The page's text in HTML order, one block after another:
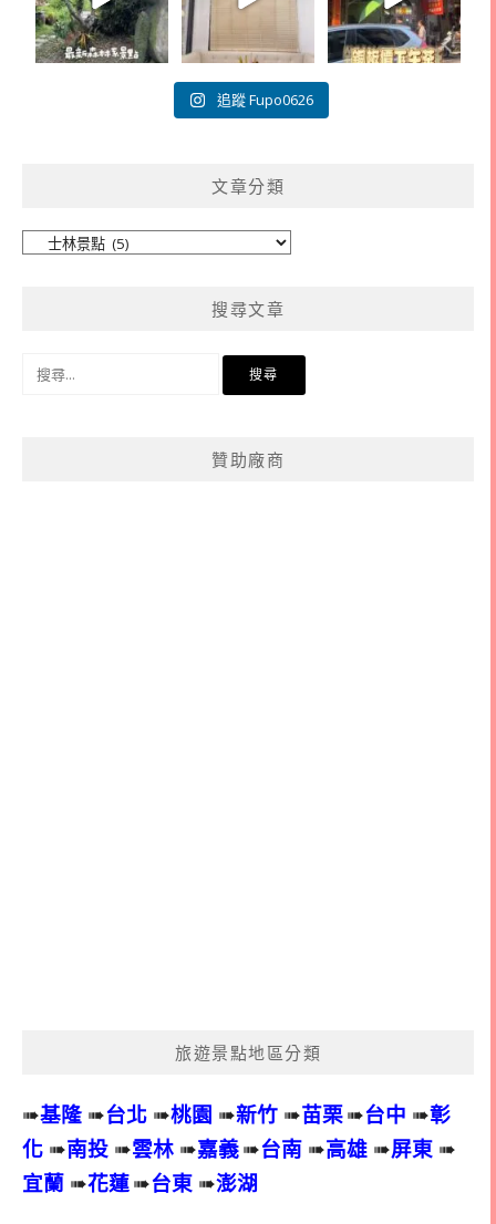
追蹤 Fupo0626
文章分類
搜尋文章
贊助廠商
旅遊景點地區分類
➠基隆 ➠台北 ➠桃園 ➠新竹 ➠苗栗➠台中 ➠彰
化 ➠南投 ➠雲林 ➠嘉義➠台南 ➠高雄 ➠屏東 ➠
宜蘭 ➠花蓮➠台東 ➠澎湖